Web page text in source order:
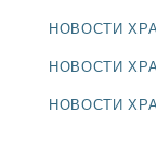
НОВОСТИ
НОВОСТИ
НОВОСТИ